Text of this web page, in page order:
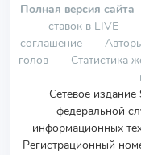
Полная версия сайта
ставок в LIVE
соглашение
голов
Статистика
Сетевое
федеральной
информационных
Регистрационный